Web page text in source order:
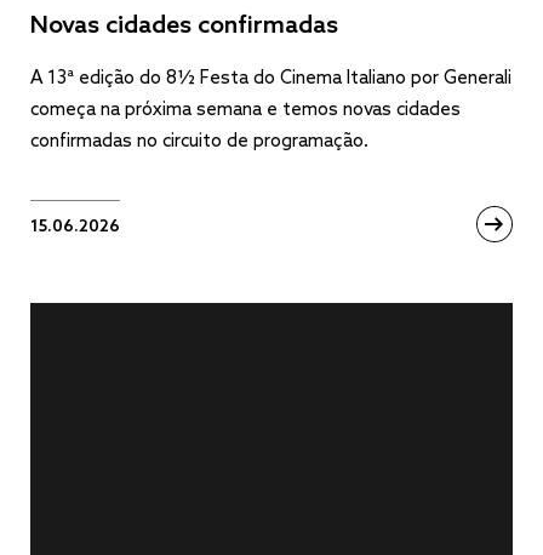
Novas cidades confirmadas
A 13ª edição do 8½ Festa do Cinema Italiano por Generali
começa na próxima semana e temos novas cidades
confirmadas no circuito de programação.
15.06.2026